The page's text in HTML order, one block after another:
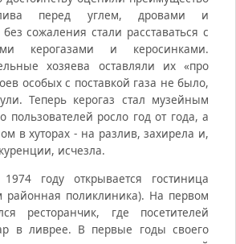
перед углем, дровами и
сожаления стали расставаться с
керогазами и керосинками.
хозяева оставляли их «про
особых с поставкой газа не было,
Теперь керогаз стал музейным
пользователей росло год от года, а
в хуторах - на разлив, захирела и,
исчезла.
году открывается гостиница
районная поликлиника). На первом
ресторанчик, где посетителей
в ливрее. В первые годы своего